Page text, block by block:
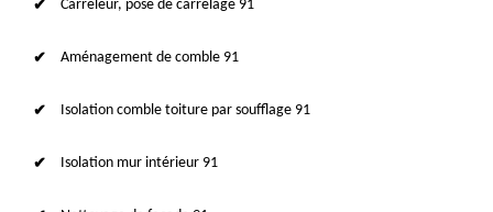
Carreleur, pose de carrelage 91
Aménagement de comble 91
Isolation comble toiture par soufflage 91
Isolation mur intérieur 91